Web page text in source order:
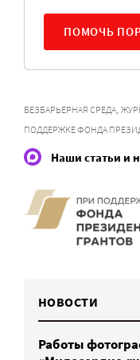
ПОМОЧЬ
БЕЗБАРЬЕРНАЯ СРЕДА,
ПОДДЕРЖКЕ ФОНДА
Наши статьи и
НОВОСТИ
Работы